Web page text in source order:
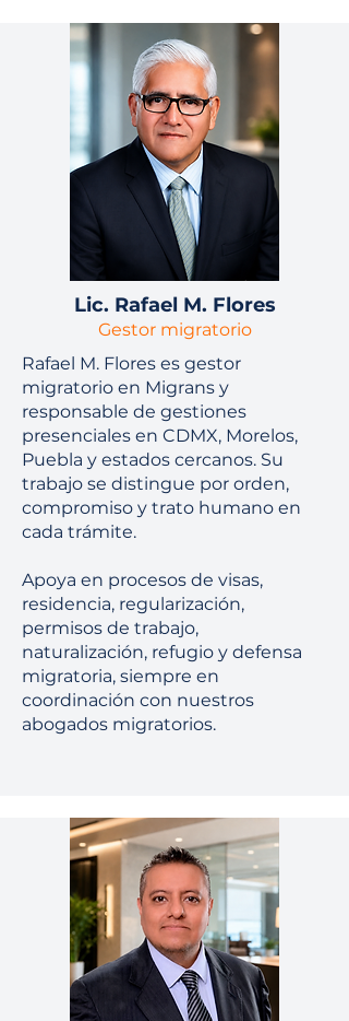
Lic. Rafael M. Flores
Gestor migratorio
Rafael M. Flores es gestor
migratorio en Migrans y
responsable de gestiones
presenciales en CDMX, Morelos,
Puebla y estados cercanos. Su
trabajo se distingue por orden,
compromiso y trato humano en
cada trámite.
Apoya en procesos de visas,
residencia, regularización,
permisos de trabajo,
naturalización, refugio y defensa
migratoria, siempre en
coordinación con nuestros
abogados migratorios.